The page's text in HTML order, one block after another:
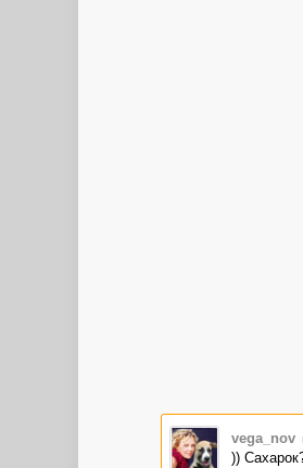
vega_nov
))